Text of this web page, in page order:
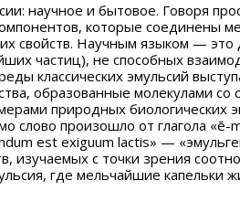
научное и бытовое. Говоря
которые соединены
свойств. Научным языком — это
частиц), не способных
классических эмульсий
образованные молекулами со
природных биологических
слово произошло от глагола «ē-
est exiguum lactis» —
изучаемых с точки зрения
где мельчайшие капельки